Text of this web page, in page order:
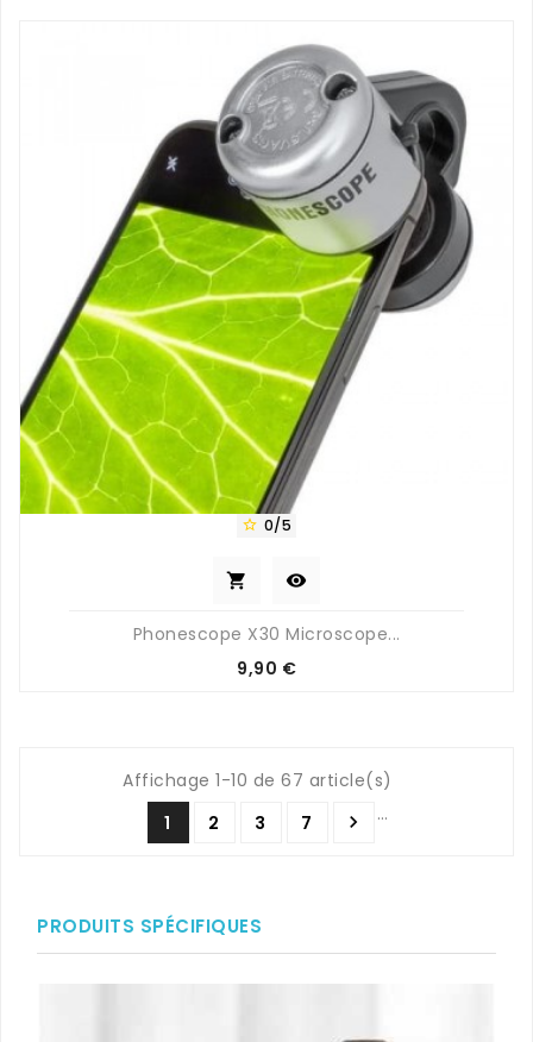
 0/5
 
Phonescope X30 Microscope...
Prix
9,90 €
Affichage 1-10 de 67 article(s)
1
2 3 …
7 
PRODUITS SPÉCIFIQUES